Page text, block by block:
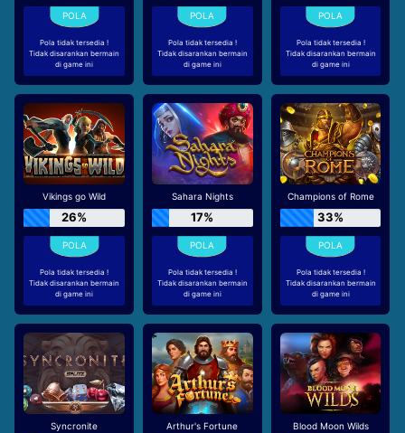
Pola tidak tersedia !
Tidak disarankan bermain
di game ini
Pola tidak tersedia !
Tidak disarankan bermain
di game ini
Pola tidak tersedia !
Tidak disarankan bermain
di game ini
Vikings go Wild
26%
Pola tidak tersedia !
Tidak disarankan bermain
di game ini
Sahara Nights
17%
Pola tidak tersedia !
Tidak disarankan bermain
di game ini
Champions of Rome
33%
Pola tidak tersedia !
Tidak disarankan bermain
di game ini
Syncronite Arthur's Fortune Blood Moon Wilds